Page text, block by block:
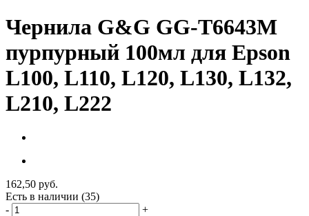
Чернила G&G GG-T6643M
пурпурный 100мл для Epson
L100, L110, L120, L130, L132,
L210, L222
162,50 руб.
Есть в наличии (35)
-
+